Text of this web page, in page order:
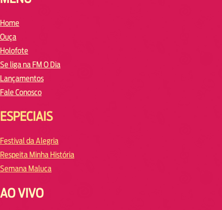
Home
Ouça
Holofote
Se liga na FM O Dia
Lançamentos
Fale Conosco
ESPECIAIS
Festival da Alegria
Respeita Minha História
Semana Maluca
AO VIVO